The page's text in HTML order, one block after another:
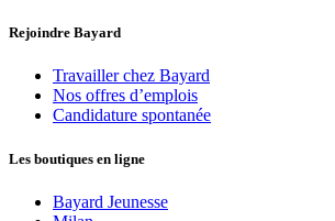
Rejoindre Bayard
Travailler chez Bayard
Nos offres d’emplois
Candidature spontanée
Les boutiques en ligne
Bayard Jeunesse